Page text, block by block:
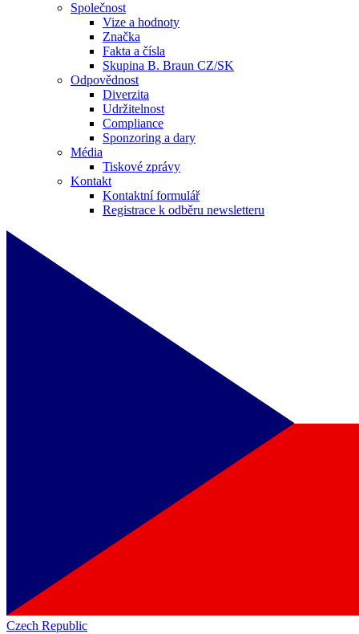
Společnost
Vize a hodnoty
Značka
Fakta a čísla
Skupina B. Braun CZ/SK
Odpovědnost
Diverzita
Udržitelnost
Compliance
Sponzoring a dary
Média
Tiskové zprávy
Kontakt
Kontaktní formulář
Registrace k odběru newsletteru
Czech Republic